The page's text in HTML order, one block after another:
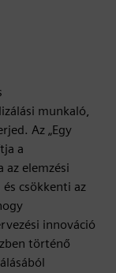
munkaló,
Az „Egy
a
elemzési
csökkenti az
innováció
történő